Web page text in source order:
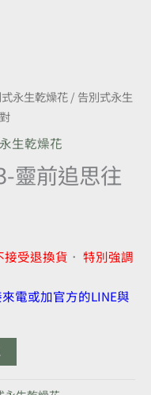
永生乾燥花/ 告別式永生
生乾燥花
靈前追思往
接受退換貨 ． 特別強調
電或加官方的LINE與